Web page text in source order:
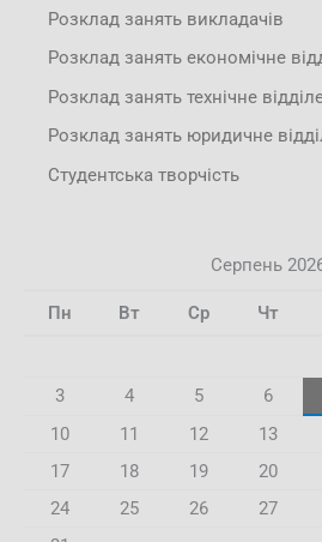
Розклад занять викладачів
Розклад занять економічне
Розклад занять технічне
Розклад занять юридичне
Студентська творчість
Серпень
Пн Вт Ср Чт
3
4 5 6
10
11 12 13
17
18 19 20
24
25 26 27